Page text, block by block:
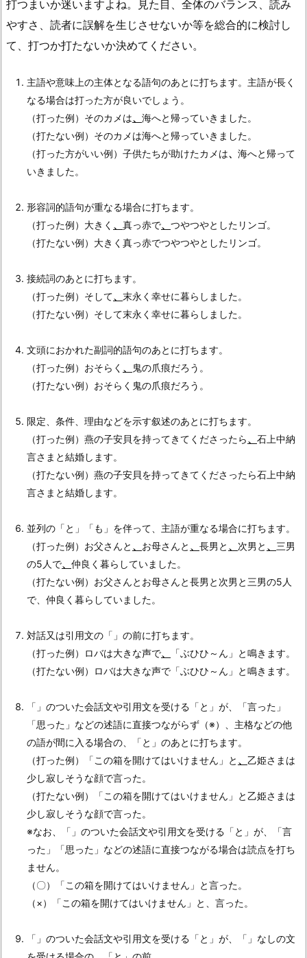
打つまいか迷いますよね。見た目、全体のバランス、読み
やすさ、読者に誤解を生じさせないか等を総合的に検討し
て、打つか打たないか決めてください。
主語や意味上の主体となる語句のあとに打ちます。主語が長く
なる場合は打った方が良いでしょう。
（打った例）そのカメは、 海へと帰っていきました。
（打たない例）そのカメは海へと帰っていきました。
（打った方がいい例）子供たちが助けたカメは、 海へと帰って
いきました。
形容詞的語句が重なる場合に打ちます。
（打った例）大きく 、 真っ赤で、 つやつやとしたリンゴ。
（打たない例）大きく真っ赤でつやつやとしたリンゴ。
接続詞のあとに打ちます。
（打った例）そして、 末永く幸せに暮らしました。
（打たない例）そして末永く幸せに暮らしました。
文頭におかれた副詞的語句のあとに打ちます。
（打った例）おそらく 、
鬼の爪痕だろう。
（打たない例）おそらく鬼の爪痕だろう。
限定、条件、理由などを示す叙述のあとに打ちます。
（打った例）燕の子安貝を持ってきてくださったら、 石上中納
言さまと結婚します。
（打たない例）燕の子安貝を持ってきてくださったら石上中納
言さまと結婚します。
並列の「と」「も」を伴って、主語が重なる場合に打ちます。
（打った例）お父さんと 、 お母さんと 、 長男と 、 次男と 、 三男
の5人で、 仲良く暮らしていました。
（打たない例）お父さんとお母さんと長男と次男と三男の5人
で、仲良く暮らしていました。
対話又は引用文の「」の前に打ちます。
（打った例）ロバは大きな声で、
「ぶひひ～ん」と鳴きます。
（打たない例）ロバは大きな声で「ぶひひ～ん」と鳴きます。
「」のついた会話文や引用文を受ける「と」が、「言った」
「思った」などの述語に直接つながらず（※）、主格などの他
の語が間に入る場合の、「と」のあとに打ちます。
（打った例）「この箱を開けてはいけません」と 、 乙姫さまは
少し寂しそうな顔で言った。
（打たない例）「この箱を開けてはいけません」と乙姫さまは
少し寂しそうな顔で言った。
※なお、「」のついた会話文や引用文を受ける「と」が、「言
った」「思った」などの述語に直接つながる場合は読点を打ち
ません。
（〇）「この箱を開けてはいけません」と言った。
（×）「この箱を開けてはいけません」と、言った。
「」のついた会話文や引用文を受ける「と」が、「」なしの文